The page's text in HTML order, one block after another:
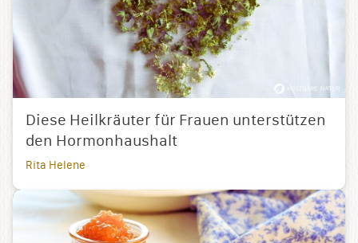
Diese Heilkräuter für Frauen unterstützen
den Hormonhaushalt
Rita Helene